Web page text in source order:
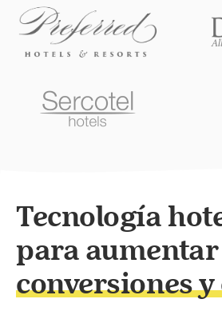
Tecnología
para aumentar
conversiones y